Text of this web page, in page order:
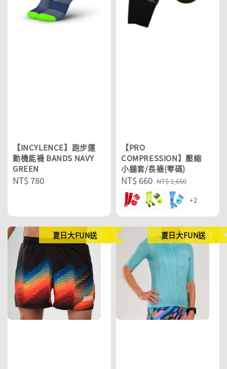
【INCYLENCE】跑步運
動機能襪 BANDS NAVY
GREEN
Regular
NT$ 780
【PRO
COMPRESSION】壓縮
小腿套/長襪(零碼)
Sale
price
NT$ 660 Regular
price
NT$ 1,650
+2
夏日大FUN送 夏日大FUN送